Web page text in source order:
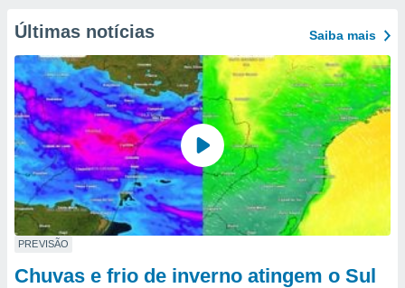
Últimas notícias Saiba mais
PREVISÃO
Chuvas e frio de inverno atingem o Sul